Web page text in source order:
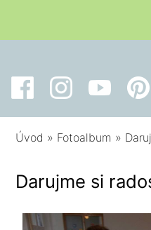
Úvod » Fotoalbum »
Darujme si